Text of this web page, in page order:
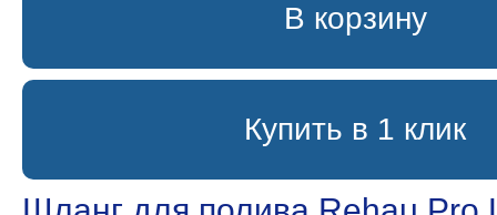
В корзину
Купить в 1 клик